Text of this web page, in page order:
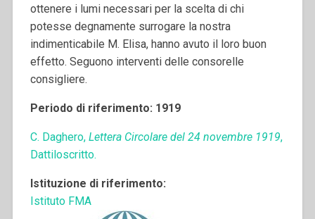
ottenere i lumi necessari per la scelta di chi
potesse degnamente surrogare la nostra
indimenticabile M. Elisa, hanno avuto il loro buon
effetto. Seguono interventi delle consorelle
consigliere.
Periodo di riferimento: 1919
C. Daghero, Lettera Circolare del 24 novembre 1919,
Dattiloscritto.
Istituzione di riferimento:
Istituto FMA